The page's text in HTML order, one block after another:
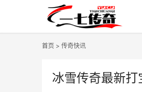
首页 > 传奇快讯
冰雪传奇最新